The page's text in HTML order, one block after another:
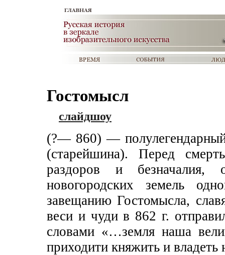
Гостомысл
слайдшоу
(?— 860) — полулегендарный
(старейшина). Перед
раздоров и безначалия,
новогородских земель
завещанию Гостомысла,
веси и чуди в 862 г.
словами «…земля наша
приходити княжить и владеть